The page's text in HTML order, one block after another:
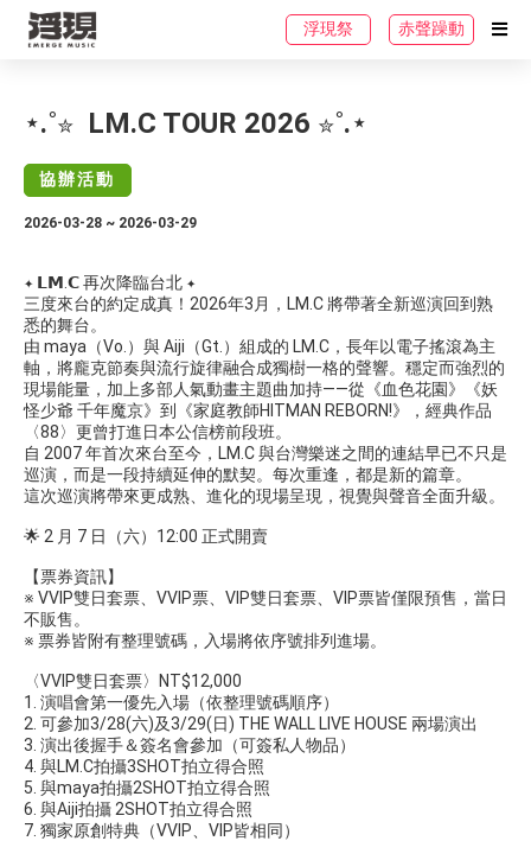
浮現祭 赤聲躁動
⋆.˚✮ ​ LM.C TOUR 2026 ✮˚.⋆
協辦活動
2026-03-28 ~ 2026-03-29
✦ 𝗟𝗠.𝗖 再次降臨台北 ✦
三度來台的約定成真！2026年3月，LM.C 將帶著全新巡演回到熟
悉的舞台。
由 maya（Vo.）與 Aiji（Gt.）組成的 LM.C，長年以電子搖滾為主
軸，將龐克節奏與流行旋律融合成獨樹一格的聲響。穩定而強烈的
現場能量，加上多部人氣動畫主題曲加持——從《血色花園》《妖
怪少爺 千年魔京》到《家庭教師HITMAN REBORN!》，經典作品
〈88〉更曾打進日本公信榜前段班。
自 2007 年首次來台至今，LM.C 與台灣樂迷之間的連結早已不只是
巡演，而是一段持續延伸的默契。每次重逢，都是新的篇章。
這次巡演將帶來更成熟、進化的現場呈現，視覺與聲音全面升級。
🌟 2 月 7 日（六）12:00 正式開賣
​【票券資訊】
※ VVIP雙日套票、VVIP票、VIP雙日套票、VIP票皆僅限預售，當日
不販售。
※ 票券皆附有整理號碼，入場將依序號排列進場。
〈VVIP雙日套票〉NT$12,000
1. 演唱會第一優先入場（依整理號碼順序）
2. 可參加3/28(六)及3/29(日) THE WALL LIVE HOUSE 兩場演出
3. 演出後握手＆簽名會參加（可簽私人物品）
4. 與LM.C拍攝3SHOT拍立得合照
5. 與maya拍攝2SHOT拍立得合照
6. 與Aiji拍攝 2SHOT拍立得合照
7. 獨家原創特典（VVIP、VIP皆相同）